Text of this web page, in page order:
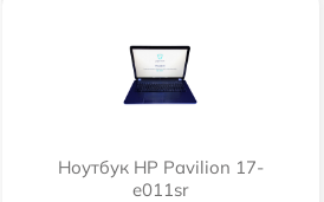
Ноутбук HP Pavilion 17-
e011sr